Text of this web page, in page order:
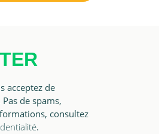
acceptez de
de spams,
consultez
.